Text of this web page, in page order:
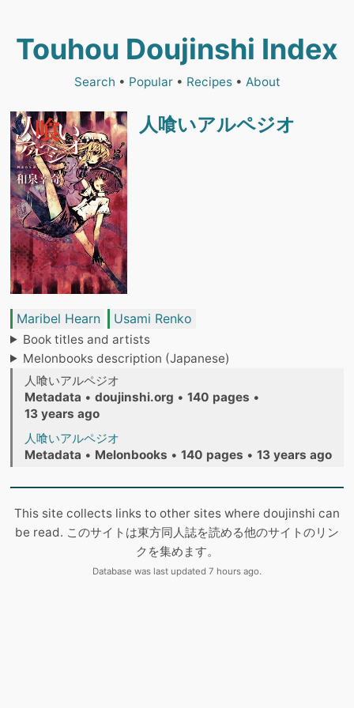
Touhou Doujinshi Index
Search • Popular• Recipes• About
人喰いアルペジオ
Maribel Hearn Usami Renko
Book titles and artists
Melonbooks description (Japanese)
人喰いアルペジオ
Metadata • doujinshi.org • 140 pages •
13 years ago
人喰いアルペジオ
Metadata • Melonbooks • 140 pages • 13 years ago
This site collects links to other sites where doujinshi can
be read. このサイトは東方同人誌を読める他のサイトのリン
クを集めます。
Database was last updated 7 hours ago.